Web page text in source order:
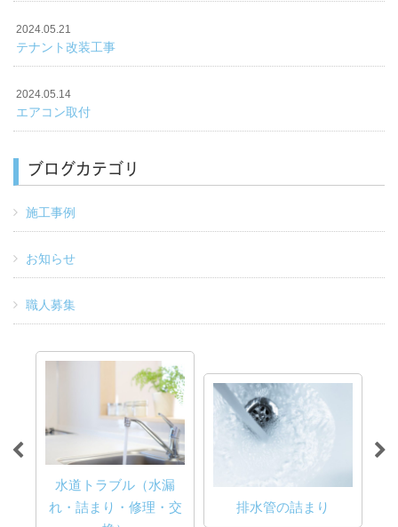
2024.05.21
テナント改装工事
2024.05.14
エアコン取付
ブログカテゴリ
施工事例
お知らせ
職人募集
水道トラブル（水漏
れ・詰まり・修理・交
排水管の詰まり